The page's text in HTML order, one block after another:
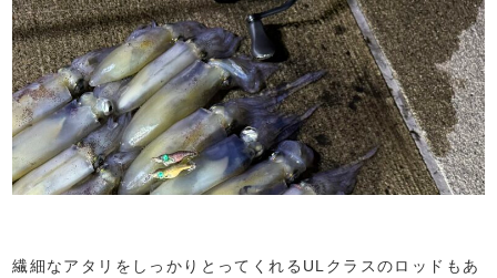
繊細なアタリをしっかりとってくれるULクラスのロッドもあ